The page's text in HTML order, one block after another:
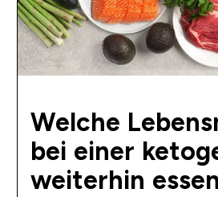
Welche
bei einer
weiterhin